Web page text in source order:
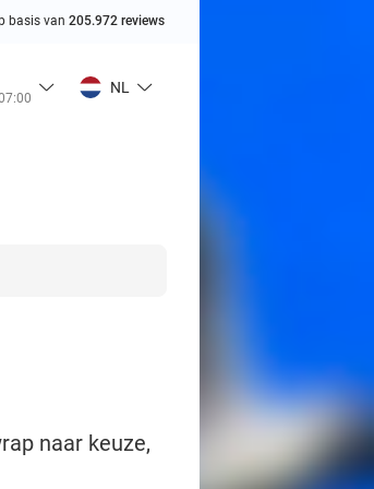
basis van 205.972 reviews
NL
naar keuze,